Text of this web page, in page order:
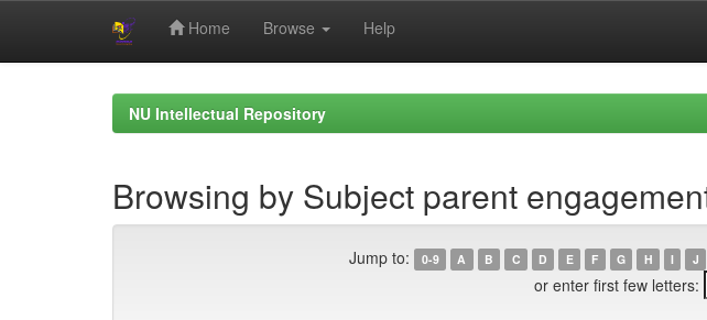
Home Browse Help
NU Intellectual Repository
Browsing by Subject parent
Jump to: 0-9 A B C D E F G H I J
or enter first few letters: